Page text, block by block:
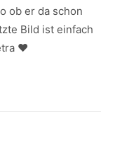
ob er da schon
Bild ist einfach
♥